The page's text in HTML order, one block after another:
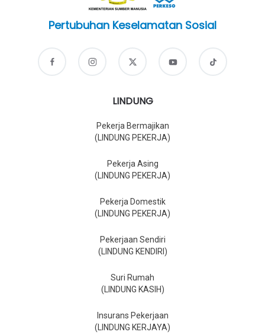
Pertubuhan Keselamatan Sosial
LINDUNG
Pekerja Bermajikan
(LINDUNG PEKERJA)
Pekerja Asing
(LINDUNG PEKERJA)
Pekerja Domestik
(LINDUNG PEKERJA)
Pekerjaan Sendiri
(LINDUNG KENDIRI)
Suri Rumah
(LINDUNG KASIH)
Insurans Pekerjaan
(LINDUNG KERJAYA)